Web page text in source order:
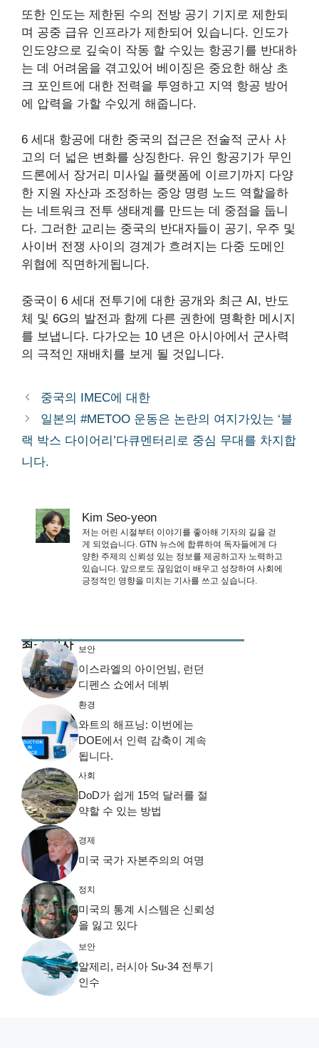
또한 인도는 제한된 수의 전방 공기 기지로 제한되
며 공중 급유 인프라가 제한되어 있습니다. 인도가
인도양으로 깊숙이 작동 할 수있는 항공기를 반대하
는 데 어려움을 겪고있어 베이징은 중요한 해상 초
크 포인트에 대한 전력을 투영하고 지역 항공 방어
에 압력을 가할 수있게 해줍니다.
6 세대 항공에 대한 중국의 접근은 전술적 군사 사
고의 더 넓은 변화를 상징한다. 유인 항공기가 무인
드론에서 장거리 미사일 플랫폼에 이르기까지 다양
한 지원 자산과 조정하는 중앙 명령 노드 역할을하
는 네트워크 전투 생태계를 만드는 데 중점을 둡니
다. 그러한 교리는 중국의 반대자들이 공기, 우주 및
사이버 전쟁 사이의 경계가 흐려지는 다중 도메인
위협에 직면하게됩니다.
중국이 6 세대 전투기에 대한 공개와 최근 AI, 반도
체 및 6G의 발전과 함께 다른 권한에 명확한 메시지
를 보냅니다. 다가오는 10 년은 아시아에서 군사력
의 극적인 재배치를 보게 될 것입니다.
중국의 IMEC에 대한
일본의 #METOO 운동은 논란의 여지가있는 ‘블
랙 박스 다이어리’다큐멘터리로 중심 무대를 차지합
니다.
Kim Seo-yeon
저는 어린 시절부터 이야기를 좋아해 기자의 길을 걷
게 되었습니다. GTN 뉴스에 합류하여 독자들에게 다
양한 주제의 신뢰성 있는 정보를 제공하고자 노력하고
있습니다. 앞으로도 끊임없이 배우고 성장하여 사회에
긍정적인 영향을 미치는 기사를 쓰고 싶습니다.
최근 기사 보안
이스라엘의 아이언빔, 런던
디펜스 쇼에서 데뷔
환경
와트의 해프닝: 이번에는
DOE에서 인력 감축이 계속
됩니다.
사회
DoD가 쉽게 15억 달러를 절
약할 수 있는 방법
경제
미국 국가 자본주의의 여명
정치
미국의 통계 시스템은 신뢰성
을 잃고 있다
보안
알제리, 러시아 Su-34 전투기
인수